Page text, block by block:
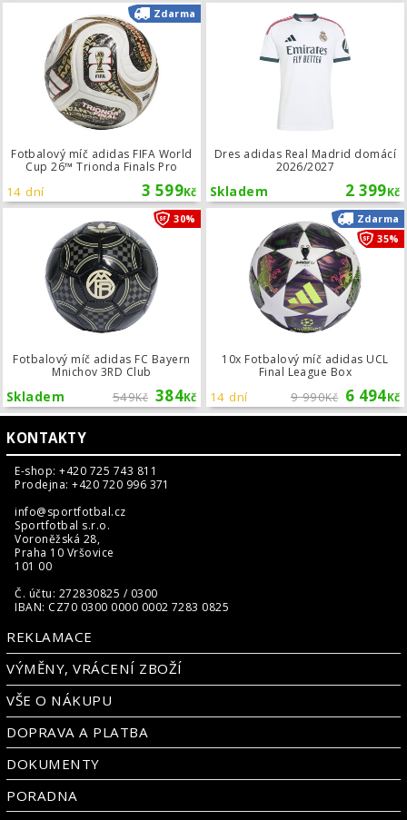
Fotbalový míč adidas FIFA World
Cup 26™ Trionda Finals Pro
3 599Kč
14 dní
Zdarma Fotbalový míč adidas FIFA World
Dres adidas Real Madrid domácí
2026/2027
2 399Kč
Skladem
Fotbalový míč adidas FC Bayern
Mnichov 3RD Club
549Kč 384Kč
Skladem
30% Fotbalový míč adidas FC Bayern
10x Fotbalový míč adidas UCL
Final League Box
9 990Kč 6 494Kč
14 dní
Zdarma
35%
KONTAKTY
E-shop: +420 725 743 811
Prodejna: +420 720 996 371
info@sportfotbal.cz
Sportfotbal s.r.o.
Voroněžská 28,
Praha 10 Vršovice
101 00
Č. účtu: 272830825 / 0300
IBAN: CZ70 0300 0000 0002 7283 0825
REKLAMACE
VÝMĚNY, VRÁCENÍ ZBOŽÍ
VŠE O NÁKUPU
DOPRAVA A PLATBA
DOKUMENTY
PORADNA